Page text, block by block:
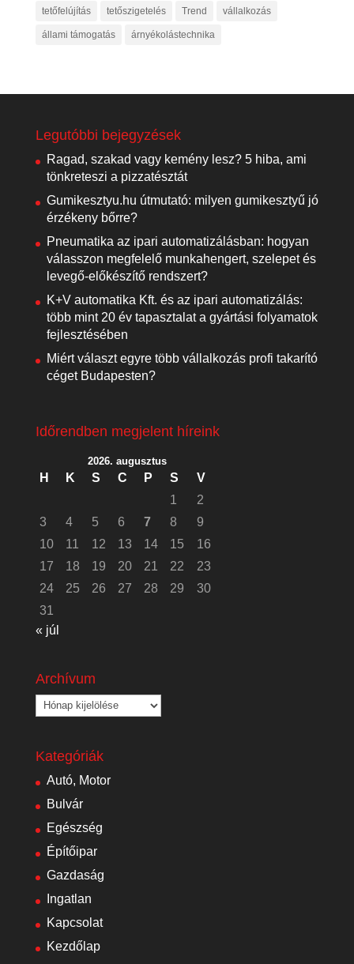
tetőfelújítás tetőszigetelés Trend vállalkozás
állami támogatás árnyékolástechnika
Legutóbbi bejegyzések
Ragad, szakad vagy kemény lesz? 5 hiba, ami
tönkreteszi a pizzatésztát
Gumikesztyu.hu útmutató: milyen gumikesztyű jó
érzékeny bőrre?
Pneumatika az ipari automatizálásban: hogyan
válasszon megfelelő munkahengert, szelepet és
levegő-előkészítő rendszert?
K+V automatika Kft. és az ipari automatizálás:
több mint 20 év tapasztalat a gyártási folyamatok
fejlesztésében
Miért választ egyre több vállalkozás profi takarító
céget Budapesten?
Időrendben megjelent híreink
2026. augusztus
H K S C P S
V
1
2
3
4 5 6 7 8
9
10
11 12 13 14 15
16
17
18 19 20 21 22
23
24
25 26 27 28 29
30
31
« júl
Archívum
Archívum
Kategóriák
Autó, Motor
Bulvár
Egészség
Építőipar
Gazdaság
Ingatlan
Kapcsolat
Kezdőlap